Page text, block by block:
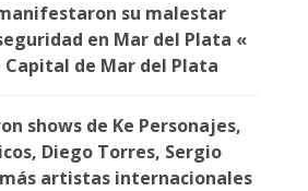
su malestar
en Mar del Plata «
Capital de Mar del Plata
shows de Ke Personajes,
Diego Torres, Sergio
artistas internacionales